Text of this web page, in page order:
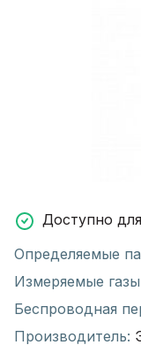
Доступно
Определяемые
Измеряемые
Беспроводная
Производитель: